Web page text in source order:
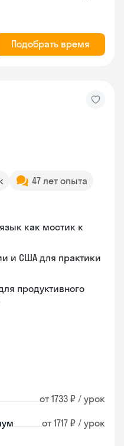
Подобрать время
47 лет опыта
как мостик к
и США для практики
продуктивного
от 1733 ₽ / урок
от 1717 ₽ / урок